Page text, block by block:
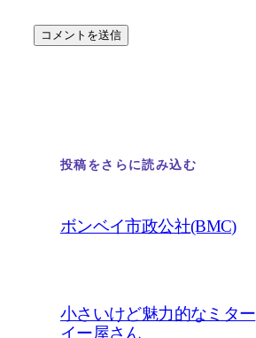
投稿をさらに読み込む
ボンベイ市政公社(BMC)
小さいけど魅力的なミター
イー屋さん